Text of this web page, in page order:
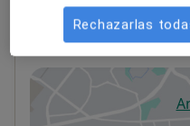
Consultorio
C/ Ricard Sanmarti
Rechazarlas